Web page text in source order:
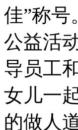
佳”称
公益活
导员工
女儿一
的做人